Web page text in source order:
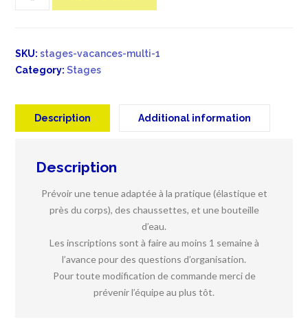
SKU:stages-vacances-multi-1
Category:Stages
Description Additional information
Description
Prévoir une tenue adaptée à la pratique (élastique et
près du corps), des chaussettes, et une bouteille
d’eau.
Les inscriptions sont à faire au moins 1 semaine à
l’avance pour des questions d’organisation.
Pour toute modification de commande merci de
prévenir l’équipe au plus tôt.